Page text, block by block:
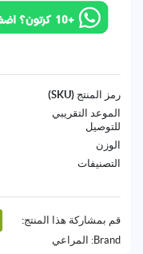
رمز المنتج (SKU)
الموعد التقريبي
للتوصيل
الوزن
التصنيفات
قم بمشاركة هذا المنتج:
Brand: المراعي